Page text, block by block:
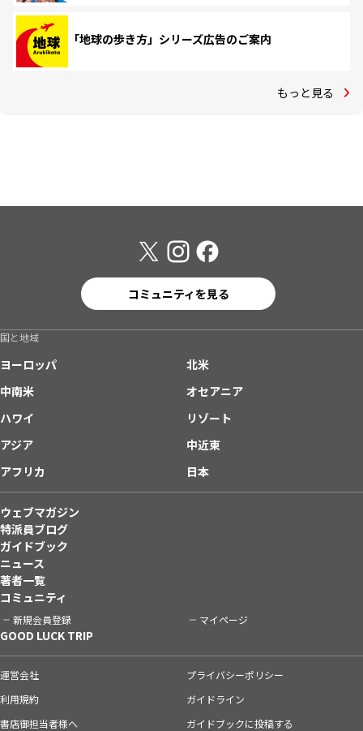
「地球の歩き方」シリーズ広告のご案内
もっと見る
コミュニティを見る
国と地域
ヨーロッパ
北米
中南米
オセアニア
ハワイ
リゾート
アジア
中近東
アフリカ
日本
ウェブマガジン
特派員ブログ
ガイドブック
ニュース
著者一覧
コミュニティ
新規会員登録 マイページ
GOOD LUCK TRIP
運営会社
プライバシーポリシー
利用規約
ガイドライン
書店御担当者様へ
ガイドブックに投稿する